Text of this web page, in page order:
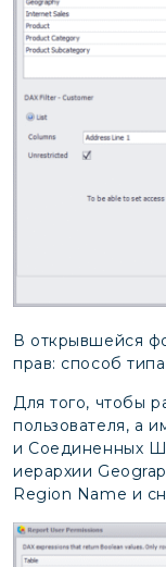
В открывшейся
прав: способ
Для того, чтобы
пользователя, а
и Соединенных
иерархии
Region Name и